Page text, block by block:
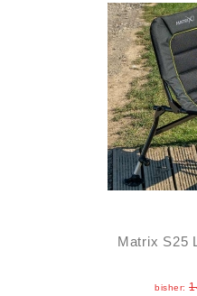
Matrix S25
bisher: